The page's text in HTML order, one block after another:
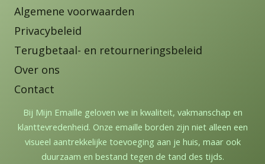
Algemene voorwaarden
Privacybeleid
Terugbetaal- en retourneringsbeleid
Over ons
Contact
Bij Mijn Emaille geloven we in kwaliteit, vakmanschap en
klanttevredenheid. Onze emaille borden zijn niet alleen een
visueel aantrekkelijke toevoeging aan je huis, maar ook
duurzaam en bestand tegen de tand des tijds.